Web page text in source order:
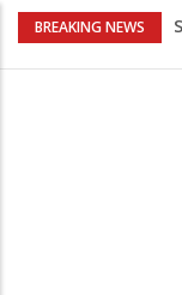
BREAKING NEWS